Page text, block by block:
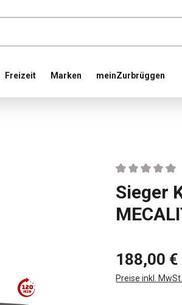
Freizeit Marken meinZurbrüggen
Sieger
188,00 €
Preise inkl.